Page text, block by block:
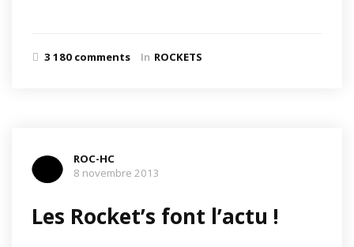
3 180 comments In ROCKETS
ROC-HC
8 novembre 2013
Les Rocket’s font l’actu !